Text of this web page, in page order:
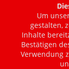
Um
gestalten,
Inhalte
Bestätigen
Verwendung